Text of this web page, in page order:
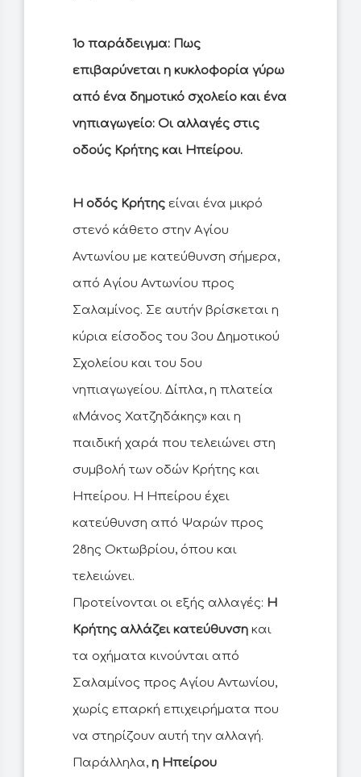
1ο παράδειγμα: Πως
επιβαρύνεται η κυκλοφορία γύρω
από ένα δημοτικό σχολείο και ένα
νηπιαγωγείο: Οι αλλαγές στις
οδούς Κρήτης και Ηπείρου.
Η οδός Κρήτης είναι ένα μικρό
στενό κάθετο στην Αγίου
Αντωνίου με κατεύθυνση σήμερα,
από Αγίου Αντωνίου προς
Σαλαμίνος. Σε αυτήν βρίσκεται η
κύρια είσοδος του 3ου Δημοτικού
Σχολείου και του 5ου
νηπιαγωγείου. Δίπλα, η πλατεία
«Μάνος Χατζηδάκης» και η
παιδική χαρά που τελειώνει στη
συμβολή των οδών Κρήτης και
Ηπείρου. Η Ηπείρου έχει
κατεύθυνση από Ψαρών προς
28ης Οκτωβρίου, όπου και
τελειώνει.
Προτείνονται οι εξής αλλαγές: Η
Κρήτης αλλάζει κατεύθυνση και
τα οχήματα κινούνται από
Σαλαμίνος προς Αγίου Αντωνίου,
χωρίς επαρκή επιχειρήματα που
να στηρίζουν αυτή την αλλαγή.
Παράλληλα, η Ηπείρου